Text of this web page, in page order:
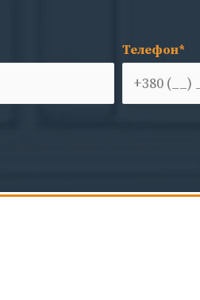
Телефон*